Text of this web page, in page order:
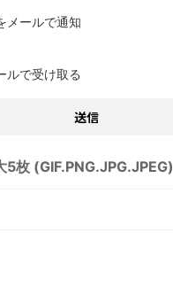
メールで通知
ルで受け取る
5枚 (GIF.PNG.JPG.JPEG)